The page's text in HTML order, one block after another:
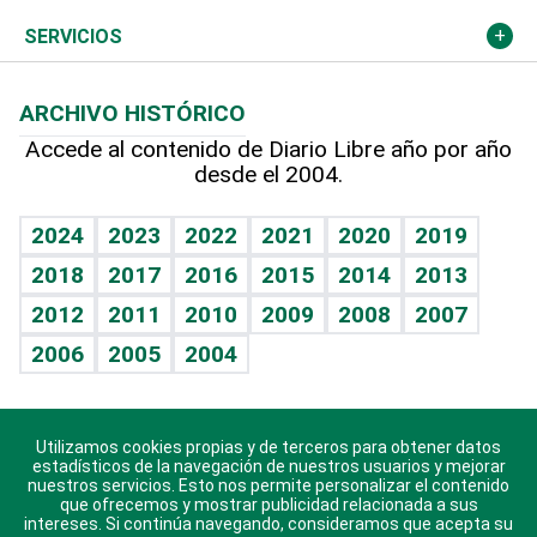
Resto del mundo
Economía personal
Podcast Arte Libre
Hablando con el pediatra
Vida y familia
Eñe
Celebrando la vida
Sin complejos
En pocas palabras
Escuchando al corazón
Economía Personal
Más deportes
Línea de hit
TBT Deportivo
Columnistas
Cambio climático
Opinión
Hecho en casa
Guía del dinero
SERVICIOS
Cumpleaños
Horóscopos
Crucigramas
ARCHIVO HISTÓRICO
Accede al contenido de Diario Libre año por año
desde el 2004.
2024 2023 2022 2021 2020
2019
2018
2017 2016 2015 2014
2013
2012
2011 2010 2009 2008
2007
2006
2005 2004
Descarga nuestras aplicaciones para Android, iOS y
sistema Huawei.
Utilizamos cookies propias y de terceros para obtener datos
estadísticos de la navegación de nuestros usuarios y mejorar
nuestros servicios. Esto nos permite personalizar el contenido
que ofrecemos y mostrar publicidad relacionada a sus
intereses. Si continúa navegando, consideramos que acepta su